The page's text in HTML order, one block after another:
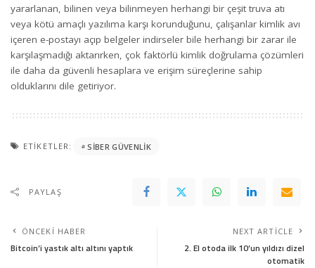
yararlanan, bilinen veya bilinmeyen herhangi bir çeşit truva atı
veya kötü amaçlı yazılıma karşı korunduğunu, çalışanlar kimlik avı
içeren e-postayı açıp belgeler indirseler bile herhangi bir zarar ile
karşılaşmadığı aktarırken, çok faktörlü kimlik doğrulama çözümleri
ile daha da güvenli hesaplara ve erişim süreçlerine sahip
olduklarını dile getiriyor.
ETIKETLER: SIBER GÜVENLIK
PAYLAŞ
ÖNCEKI HABER
Bitcoin’i yastık altı altını yaptık
NEXT ARTICLE
2. El otoda ilk 10’un yıldızı dizel
otomatik